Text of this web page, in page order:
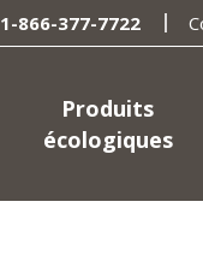
1-866-377-7722
Produits
écologiques